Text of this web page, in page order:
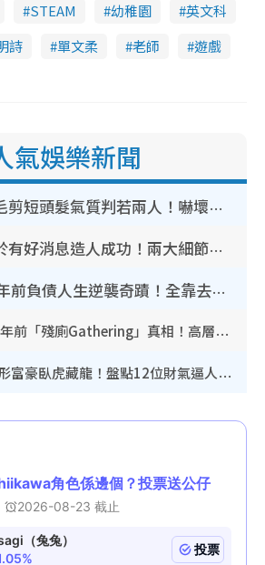
STEAM 幼稚園
英文科
詩 單文柔 老師
遊戲
氣娛樂新聞
簡淑兒染金毛剪短頭髮氣質判若兩人！嚇壞老公麥大力都認唔出：「你做咩事？」
湯洛雯傳終於有好消息造人成功！兩大細節曝孕味極濃惹猜測：大肚婆先會咁！
五索親揭10年前負債人生逆襲奇蹟！全靠去一地方轉運後即遇上馬先生
林芊妤親解12年前「殘廁Gathering」真相！高層解約一句話重創尊嚴至今拒返TVB
《愛回家》隱形富豪臥虎藏龍！盤點12位財氣逼人的有錢藝人：呢位靚女3億身家唔憂做